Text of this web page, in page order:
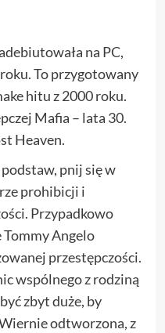
na PC,
To przygotowany
hitu z 2000 roku.
Mafia – lata 30.
Heaven.
pnij się w
prohibicji i
Przypadkowo
Angelo
przestępczości.
wspólnego z rodziną
zbyt duże, by
odtworzona, z